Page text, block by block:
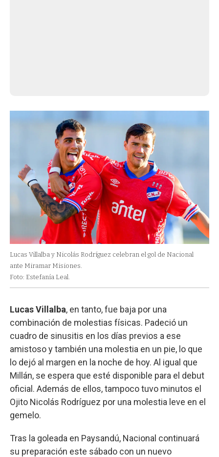
Lucas Villalba y Nicolás Rodríguez celebran el gol de Nacional
ante Miramar Misiones.
Foto: Estefanía Leal.
Lucas Villalba, en tanto, fue baja por una
combinación de molestias físicas. Padeció un
cuadro de sinusitis en los días previos a ese
amistoso y también una molestia en un pie, lo que
lo dejó al margen en la noche de hoy. Al igual que
Millán, se espera que esté disponible para el debut
oficial. Además de ellos, tampoco tuvo minutos el
Ojito Nicolás Rodríguez por una molestia leve en el
gemelo.
Tras la goleada en Paysandú, Nacional continuará
su preparación este sábado con un nuevo